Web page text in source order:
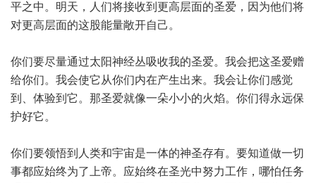
平之中。明天，人们将接收到更高层面的圣爱，因为他们将
对更高层面的这股能量敞开自己。
你们要尽量通过太阳神经丛吸收我的圣爱。我会把这圣爱赠
给你们。我会使它从你们内在产生出来。我会让你们感觉
到、体验到它。那圣爱就像一朵小小的火焰。你们得永远保
护好它。
你们要领悟到人类和宇宙是一体的神圣存有。要知道做一切
事都应始终为了上帝。应始终在圣光中努力工作，哪怕任务